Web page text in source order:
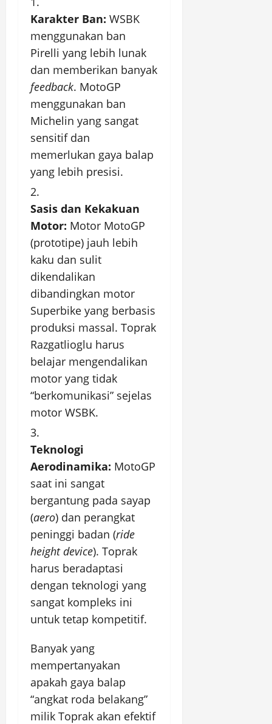
Karakter Ban: WSBK
menggunakan ban
Pirelli yang lebih lunak
dan memberikan banyak
feedback. MotoGP
menggunakan ban
Michelin yang sangat
sensitif dan
memerlukan gaya balap
yang lebih presisi.
Sasis dan Kekakuan
Motor: Motor MotoGP
(prototipe) jauh lebih
kaku dan sulit
dikendalikan
dibandingkan motor
Superbike yang berbasis
produksi massal. Toprak
Razgatlioglu harus
belajar mengendalikan
motor yang tidak
“berkomunikasi” sejelas
motor WSBK.
Teknologi
Aerodinamika: MotoGP
saat ini sangat
bergantung pada sayap
(aero) dan perangkat
peninggi badan (ride
height device). Toprak
harus beradaptasi
dengan teknologi yang
sangat kompleks ini
untuk tetap kompetitif.
Banyak yang
mempertanyakan
apakah gaya balap
“angkat roda belakang”
milik Toprak akan efektif